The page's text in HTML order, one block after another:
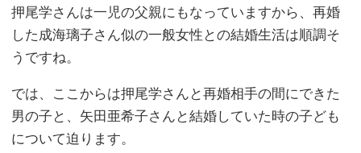
押尾学さんは一児の父親にもなっていますから、再婚
した成海璃子さん似の一般女性との結婚生活は順調そ
うですね。
では、ここからは押尾学さんと再婚相手の間にできた
男の子と、矢田亜希子さんと結婚していた時の子ども
について迫ります。